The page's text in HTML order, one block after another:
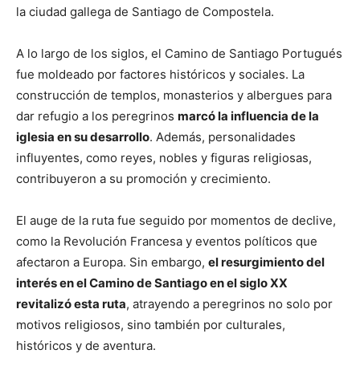
la ciudad gallega de Santiago de Compostela.
A lo largo de los siglos, el Camino de Santiago Portugués
fue moldeado por factores históricos y sociales. La
construcción de templos, monasterios y albergues para
dar refugio a los peregrinos marcó la influencia de la
iglesia en su desarrollo. Además, personalidades
influyentes, como reyes, nobles y figuras religiosas,
contribuyeron a su promoción y crecimiento.
El auge de la ruta fue seguido por momentos de declive,
como la Revolución Francesa y eventos políticos que
afectaron a Europa. Sin embargo, el resurgimiento del
interés en el Camino de Santiago en el siglo XX
revitalizó esta ruta, atrayendo a peregrinos no solo por
motivos religiosos, sino también por culturales,
históricos y de aventura.